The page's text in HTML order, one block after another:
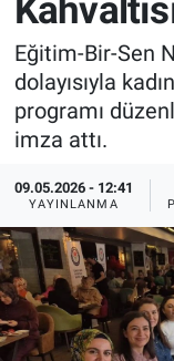
Eğitim-Bir-Sen
dolayısıyla
programı
imza attı.
09.05.2026 - 12:41
YAYINLANMA
Sağlık
Yerel
Genel
Asayiş
İlan -
Türkiye
Sizden
Yaşam
Sağlık
Eğitim
İlan -
Türkiye
Sizden